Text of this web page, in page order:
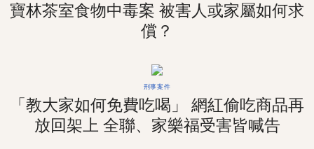
寶林茶室食物中毒案 被害人或家屬如何求
償？
刑事案件
「教大家如何免費吃喝」 網紅偷吃商品再
放回架上 全聯、家樂福受害皆喊告